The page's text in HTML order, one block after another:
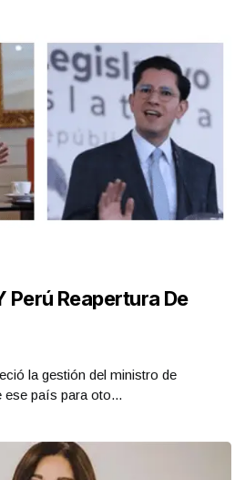
Reapertura De
la gestión del ministro de
ese país para oto...